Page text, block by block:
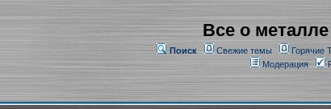
Все о металле
Поиск Свежие темы Горячие
Модерация